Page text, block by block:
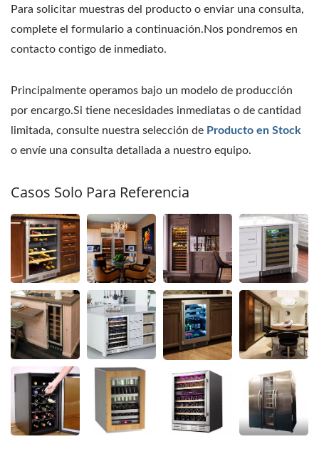
Para solicitar muestras del producto o enviar una consulta,
complete el formulario a continuación.Nos pondremos en
contacto contigo de inmediato.
Principalmente operamos bajo un modelo de producción
por encargo.Si tiene necesidades inmediatas o de cantidad
limitada, consulte nuestra selección de Producto en Stock
o envíe una consulta detallada a nuestro equipo.
Casos Solo Para Referencia